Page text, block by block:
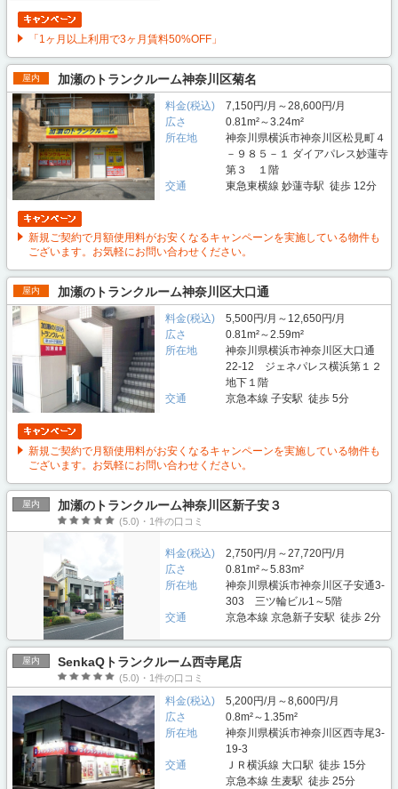
「1ヶ月以上利用で3ヶ月賃料50%OFF」
屋内 加瀬のトランクルーム神奈川区菊名
料金(税込)
7,150円/月～28,600円/月
広さ
0.81m²～3.24m²
所在地
神奈川県横浜市神奈川区松見町４
－９８５－１ ダイアパレス妙蓮寺
第３ １階
交通
東急東横線 妙蓮寺駅 徒歩 12分
新規ご契約で月額使用料がお安くなるキャンペーンを実施している物件も
ございます。お気軽にお問い合わせください。
屋内 加瀬のトランクルーム神奈川区大口通
料金(税込)
5,500円/月～12,650円/月
広さ
0.81m²～2.59m²
所在地
神奈川県横浜市神奈川区大口通
22-12 ジェネパレス横浜第１２
地下１階
交通
京急本線 子安駅 徒歩 5分
新規ご契約で月額使用料がお安くなるキャンペーンを実施している物件も
ございます。お気軽にお問い合わせください。
屋内 加瀬のトランクルーム神奈川区新子安３
(5.0)・1件の口コミ
料金(税込)
2,750円/月～27,720円/月
広さ
0.81m²～5.83m²
所在地
神奈川県横浜市神奈川区子安通3-
303 三ツ輪ビル1～5階
交通
京急本線 京急新子安駅 徒歩 2分
屋内 SenkaQトランクルーム西寺尾店
(5.0)・1件の口コミ
料金(税込)
5,200円/月～8,600円/月
広さ
0.8m²～1.35m²
所在地
神奈川県横浜市神奈川区西寺尾3-
19-3
交通
ＪＲ横浜線 大口駅 徒歩 15分
京急本線 生麦駅 徒歩 25分